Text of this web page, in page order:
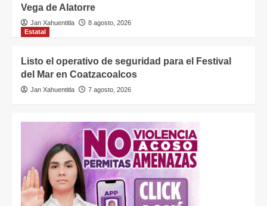
Vega de Alatorre
Jan Xahuentitla
8 agosto, 2026
Estatal
Listo el operativo de seguridad para el Festival
del Mar en Coatzacoalcos
Jan Xahuentitla 7 agosto, 2026